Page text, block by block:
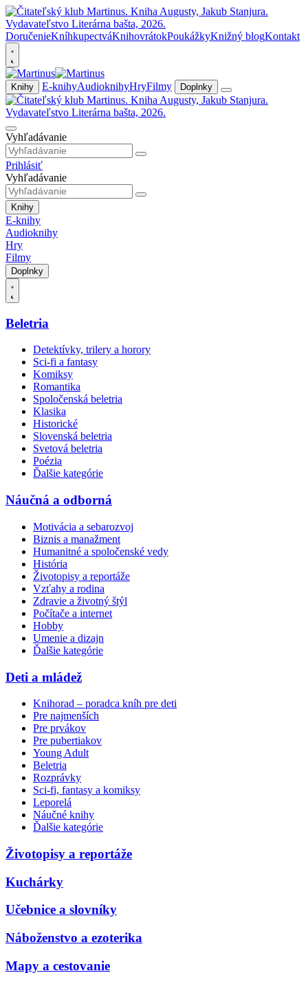
DoručenieKníhkupectváKnihovrátokPoukážkyKnižný blogKontakt
Knihy E-knihyAudioknihyHryFilmy Doplnky
Vyhľadávanie
Prihlásiť
Vyhľadávanie
Knihy
E-knihy
Audioknihy
Hry
Filmy
Doplnky
Beletria
Detektívky, trilery a horory
Sci-fi a fantasy
Komiksy
Romantika
Spoločenská beletria
Klasika
Historické
Slovenská beletria
Svetová beletria
Poézia
Ďalšie kategórie
Náučná a odborná
Motivácia a sebarozvoj
Biznis a manažment
Humanitné a spoločenské vedy
História
Životopisy a reportáže
Vzťahy a rodina
Zdravie a životný štýl
Počítače a internet
Hobby
Umenie a dizajn
Ďalšie kategórie
Deti a mládež
Knihorad – poradca kníh pre deti
Pre najmenších
Pre prvákov
Pre pubertiakov
Young Adult
Beletria
Rozprávky
Sci-fi, fantasy a komiksy
Leporelá
Náučné knihy
Ďalšie kategórie
Životopisy a reportáže
Kuchárky
Učebnice a slovníky
Náboženstvo a ezoterika
Mapy a cestovanie